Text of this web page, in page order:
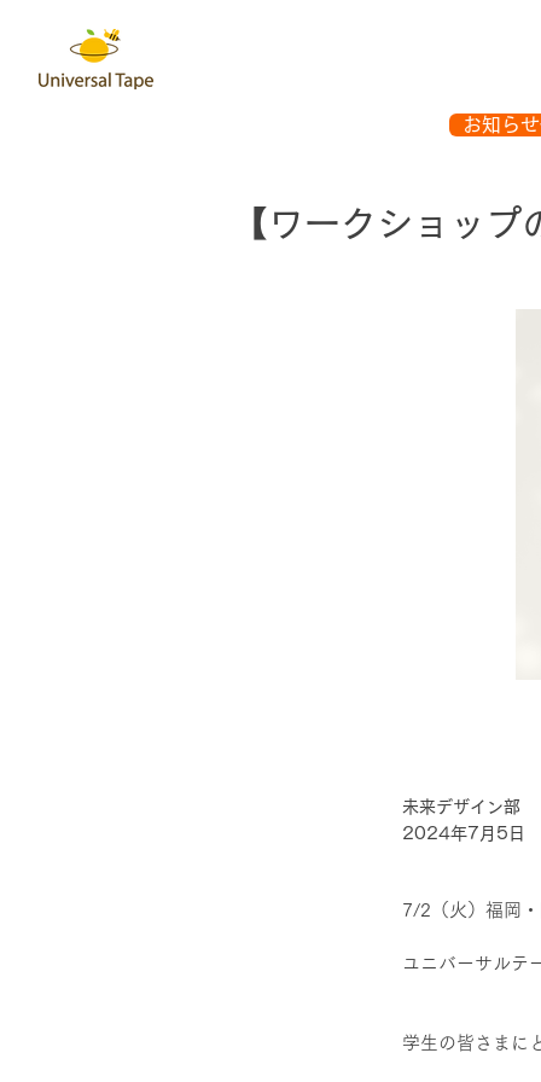
お知ら
【ワークショッ
未来デザイン部
2024年7月5日
7/2（火）福岡・
ユニバーサルテ
学生の皆さまに